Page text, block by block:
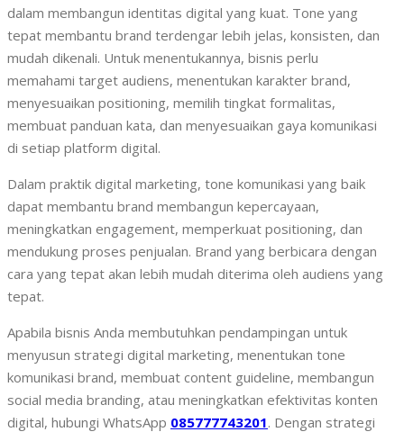
dalam membangun identitas digital yang kuat. Tone yang
tepat membantu brand terdengar lebih jelas, konsisten, dan
mudah dikenali. Untuk menentukannya, bisnis perlu
memahami target audiens, menentukan karakter brand,
menyesuaikan positioning, memilih tingkat formalitas,
membuat panduan kata, dan menyesuaikan gaya komunikasi
di setiap platform digital.
Dalam praktik digital marketing, tone komunikasi yang baik
dapat membantu brand membangun kepercayaan,
meningkatkan engagement, memperkuat positioning, dan
mendukung proses penjualan. Brand yang berbicara dengan
cara yang tepat akan lebih mudah diterima oleh audiens yang
tepat.
Apabila bisnis Anda membutuhkan pendampingan untuk
menyusun strategi digital marketing, menentukan tone
komunikasi brand, membuat content guideline, membangun
social media branding, atau meningkatkan efektivitas konten
digital, hubungi WhatsApp 085777743201. Dengan strategi